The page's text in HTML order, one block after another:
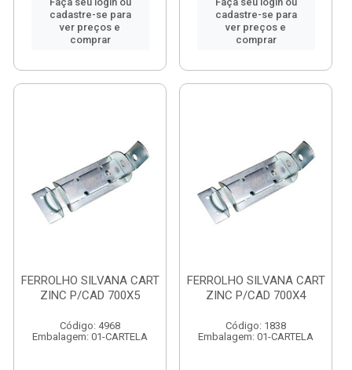
cadastre-se para
ver preços e
comprar
cadastre-se para
ver preços e
comprar
FERROLHO SILVANA CART
ZINC P/CAD 700X5
Código: 4968
Embalagem: 01-CARTELA
FERROLHO SILVANA CART
ZINC P/CAD 700X4
Código: 1838
Embalagem: 01-CARTELA